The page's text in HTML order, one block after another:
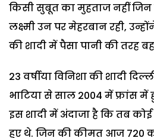
किसी सुबूत का मुहताज नहीं
लक्ष्मी उन पर मेहरबान रही,
की शादी में पैसा पानी की तरह
23 वर्षीया विनिशा की शादी
भाटिया से साल 2004 में फ्रांस में
इस शादी में अंदाजा है कि तब
हुए थे. जिन की कीमत आज 720